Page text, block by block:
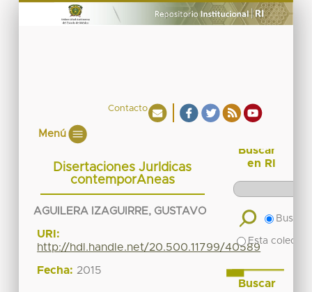
Contacto
Menú
Disertaciones JurIdicas
contemporAneas
AGUILERA IZAGUIRRE, GUSTAVO
URI:
http://hdl.handle.net/20.500.11799/40589
Fecha: 2015
Buscar
en RI
Buscar
Esta
Buscar